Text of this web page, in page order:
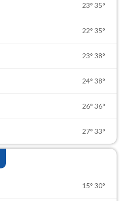
23° 35°
22° 35°
23° 38°
24° 38°
26° 36°
27° 33°
15° 30°